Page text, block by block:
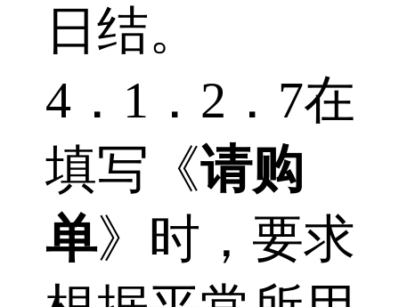
日结。
4．1．2．7在
填写《请购
单》时，要求